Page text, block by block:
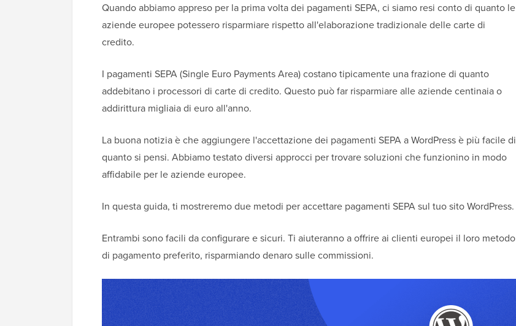
Quando abbiamo appreso per la prima volta dei pagamenti SEPA, ci siamo resi conto di quanto le
aziende europee potessero risparmiare rispetto all'elaborazione tradizionale delle carte di
credito.
I pagamenti SEPA (Single Euro Payments Area) costano tipicamente una frazione di quanto
addebitano i processori di carte di credito. Questo può far risparmiare alle aziende centinaia o
addirittura migliaia di euro all'anno.
La buona notizia è che aggiungere l'accettazione dei pagamenti SEPA a WordPress è più facile di
quanto si pensi. Abbiamo testato diversi approcci per trovare soluzioni che funzionino in modo
affidabile per le aziende europee.
In questa guida, ti mostreremo due metodi per accettare pagamenti SEPA sul tuo sito WordPress.
Entrambi sono facili da configurare e sicuri. Ti aiuteranno a offrire ai clienti europei il loro metodo
di pagamento preferito, risparmiando denaro sulle commissioni.